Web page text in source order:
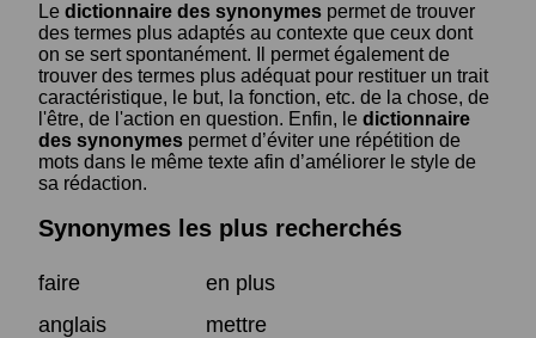
Le dictionnaire des synonymes permet de trouver
des termes plus adaptés au contexte que ceux dont
on se sert spontanément. Il permet également de
trouver des termes plus adéquat pour restituer un trait
caractéristique, le but, la fonction, etc. de la chose, de
l'être, de l'action en question. Enfin, le dictionnaire
des synonymes permet d’éviter une répétition de
mots dans le même texte afin d’améliorer le style de
sa rédaction.
Synonymes les plus recherchés
faire
en plus
anglais
mettre